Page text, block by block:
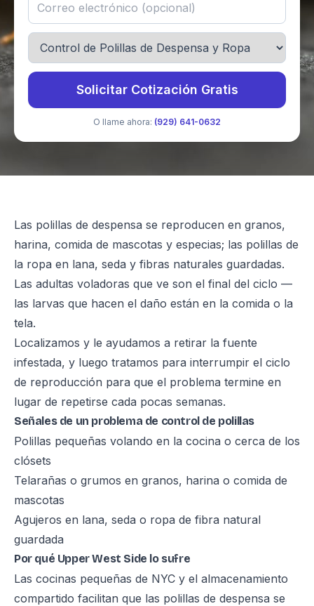
Solicitar Cotización Gratis
O llame ahora: (929) 641-0632
Las polillas de despensa se reproducen en granos,
harina, comida de mascotas y especias; las polillas de
la ropa en lana, seda y fibras naturales guardadas.
Las adultas voladoras que ve son el final del ciclo —
las larvas que hacen el daño están en la comida o la
tela.
Localizamos y le ayudamos a retirar la fuente
infestada, y luego tratamos para interrumpir el ciclo
de reproducción para que el problema termine en
lugar de repetirse cada pocas semanas.
Señales de un problema de control de polillas
Polillas pequeñas volando en la cocina o cerca de los
clósets
Telarañas o grumos en granos, harina o comida de
mascotas
Agujeros en lana, seda o ropa de fibra natural
guardada
Por qué Upper West Side lo sufre
Las cocinas pequeñas de NYC y el almacenamiento
compartido facilitan que las polillas de despensa se